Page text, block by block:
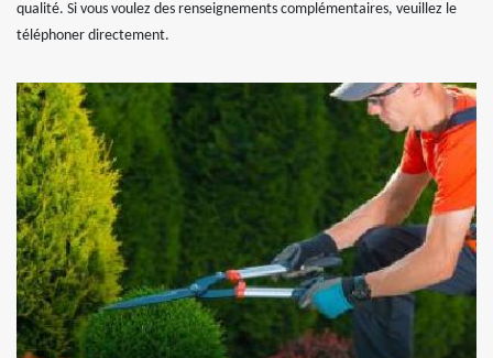
qualité. Si vous voulez des renseignements complémentaires, veuillez le
téléphoner directement.